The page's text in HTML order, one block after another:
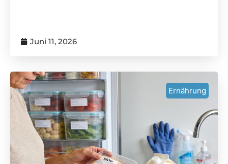
Juni 11, 2026
Ernährung